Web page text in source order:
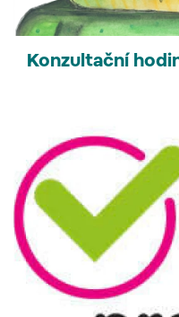
Konzultační